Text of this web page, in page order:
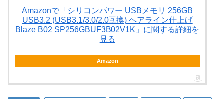
Amazonで「シリコンパワー USBメモリ 256GB
USB3.2 (USB3.1/3.0/2.0互換) ヘアライン仕上げ
Blaze B02 SP256GBUF3B02V1K」に関する詳細を
見る
Amazon